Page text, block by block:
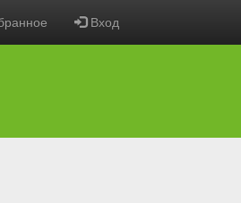
Вход